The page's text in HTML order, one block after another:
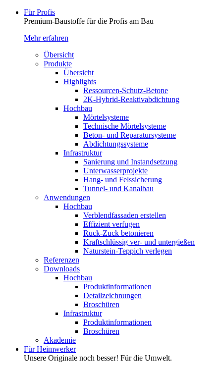
Für Profis
Premium-Baustoffe für die Profis am Bau
Mehr erfahren
Übersicht
Produkte
Übersicht
Highlights
Ressourcen-Schutz-Betone
2K-Hybrid-Reaktivab­dichtung
Hochbau
Mörtelsysteme
Technische Mörtelsysteme
Beton- und Reparatursysteme
Abdichtungssysteme
Infrastruktur
Sanierung und Instandsetzung
Unterwasserprojekte
Hang- und Felssicherung
Tunnel- und Kanalbau
Anwendungen
Hochbau
Verblendfassaden erstellen
Effizient verfugen
Ruck-Zuck betonieren
Kraftschlüssig ver- und untergießen
Naturstein-Teppich verlegen
Referenzen
Downloads
Hochbau
Produktinformationen
Detailzeichnungen
Broschüren
Infrastruktur
Produktinformationen
Broschüren
Akademie
Für Heimwerker
Unsere Originale noch besser! Für die Umwelt.